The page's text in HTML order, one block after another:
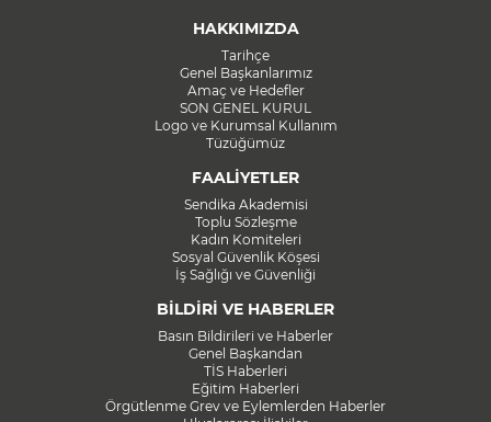
HAKKIMIZDA
Tarihçe
Genel Başkanlarımız
Amaç ve Hedefler
SON GENEL KURUL
Logo ve Kurumsal Kullanım
Tüzüğümüz
FAALİYETLER
Sendika Akademisi
Toplu Sözleşme
Kadın Komiteleri
Sosyal Güvenlik Köşesi
İş Sağlığı ve Güvenliği
BİLDİRİ VE HABERLER
Basın Bildirileri ve Haberler
Genel Başkandan
TİS Haberleri
Eğitim Haberleri
Örgütlenme Grev ve Eylemlerden Haberler